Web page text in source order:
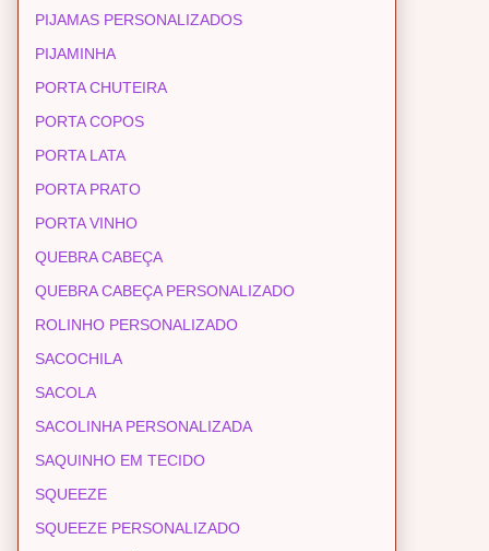
PIJAMAS PERSONALIZADOS
PIJAMINHA
PORTA CHUTEIRA
PORTA COPOS
PORTA LATA
PORTA PRATO
PORTA VINHO
QUEBRA CABEÇA
QUEBRA CABEÇA PERSONALIZADO
ROLINHO PERSONALIZADO
SACOCHILA
SACOLA
SACOLINHA PERSONALIZADA
SAQUINHO EM TECIDO
SQUEEZE
SQUEEZE PERSONALIZADO